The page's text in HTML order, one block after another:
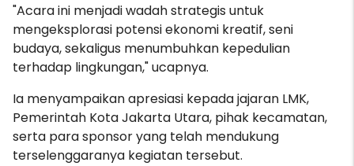
"Acara ini menjadi wadah strategis untuk
mengeksplorasi potensi ekonomi kreatif, seni
budaya, sekaligus menumbuhkan kepedulian
terhadap lingkungan," ucapnya.
Ia menyampaikan apresiasi kepada jajaran LMK,
Pemerintah Kota Jakarta Utara, pihak kecamatan,
serta para sponsor yang telah mendukung
terselenggaranya kegiatan tersebut.